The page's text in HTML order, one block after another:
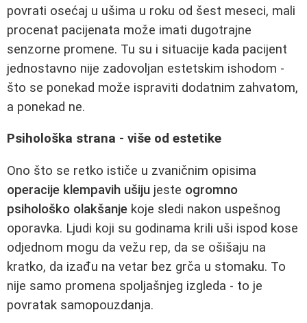
povrati osećaj u ušima u roku od šest meseci, mali
procenat pacijenata može imati dugotrajne
senzorne promene. Tu su i situacije kada pacijent
jednostavno nije zadovoljan estetskim ishodom -
što se ponekad može ispraviti dodatnim zahvatom,
a ponekad ne.
Psihološka strana - više od estetike
Ono što se retko ističe u zvaničnim opisima
operacije klempavih ušiju jeste ogromno
psihološko olakšanje koje sledi nakon uspešnog
oporavka. Ljudi koji su godinama krili uši ispod kose
odjednom mogu da vežu rep, da se ošišaju na
kratko, da izađu na vetar bez grča u stomaku. To
nije samo promena spoljašnjeg izgleda - to je
povratak samopouzdanja.